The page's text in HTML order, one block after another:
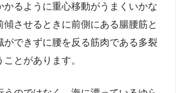
かるように重心移動がうまくいかな
させるときに前側にある腸腰筋と
ができずに腰を反る筋肉である多裂
とがあります。